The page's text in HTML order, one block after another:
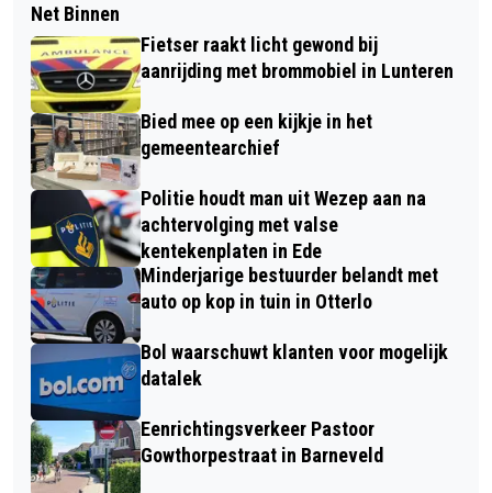
Net Binnen
Fietser raakt licht gewond bij
aanrijding met brommobiel in Lunteren
Bied mee op een kijkje in het
gemeentearchief
Politie houdt man uit Wezep aan na
achtervolging met valse
kentekenplaten in Ede
Minderjarige bestuurder belandt met
auto op kop in tuin in Otterlo
Bol waarschuwt klanten voor mogelijk
datalek
Eenrichtingsverkeer Pastoor
Gowthorpestraat in Barneveld